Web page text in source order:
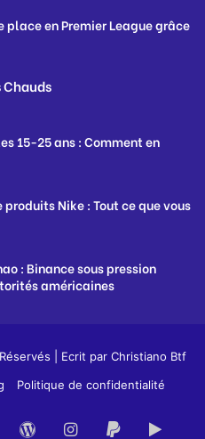
en Premier League grâce
15-25 ans : Comment en
Nike : Tout ce que vous
: Binance sous pression
américaines
| Ecrit par Christiano Btf
Politique de confidentialité
YouTubeWordPress
Instagram
PayPal